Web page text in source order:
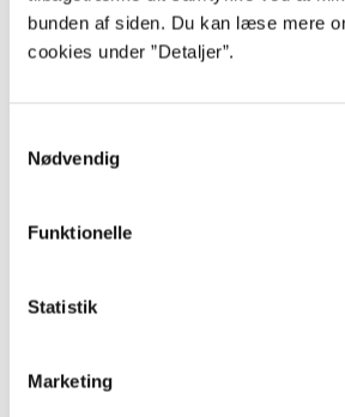
bunden af siden. Du kan læse mere
cookies under ”Detaljer”.
Nødvendig
Funktionelle
Statistik
Marketing
Mumi kollektionkasse